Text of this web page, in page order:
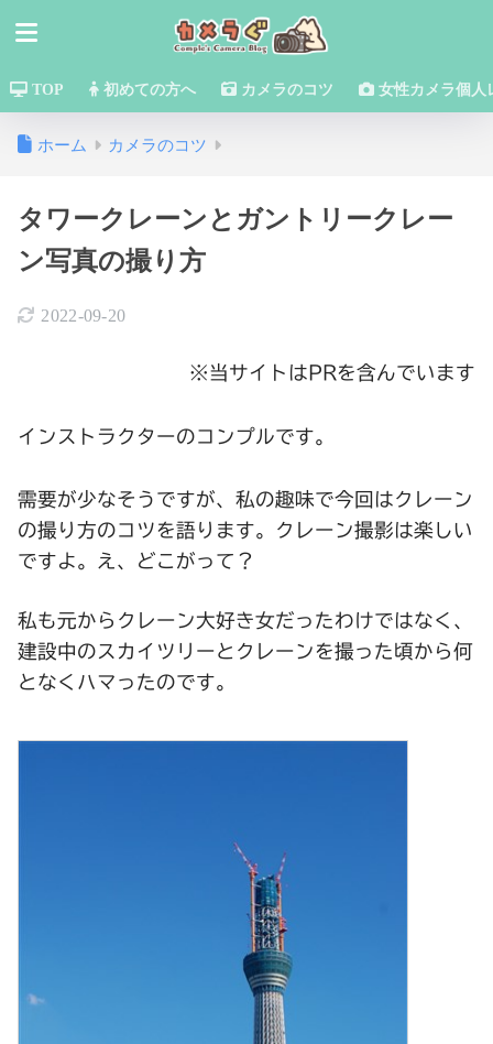
TOP 初めての方へ カメラのコツ 女性カメラ個人
ホーム カメラのコツ
タワークレーンとガントリークレー
ン写真の撮り方
2022-09-20
※当サイトはPRを含んでいます
インストラクターのコンプルです。
需要が少なそうですが、私の趣味で今回はクレーン
の撮り方のコツを語ります。クレーン撮影は楽しい
ですよ。え、どこがって？
私も元からクレーン大好き女だったわけではなく、
建設中のスカイツリーとクレーンを撮った頃から何
となくハマったのです。